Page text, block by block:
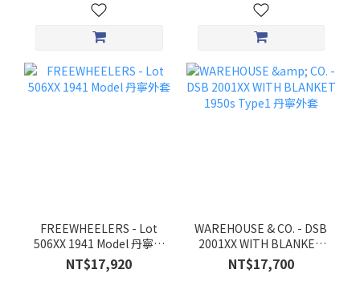
FREEWHEELERS - Lot
506XX 1941 Model 丹寧外
套
NT$17,920
WAREHOUSE & CO. - DSB
2001XX WITH BLANKET
1950s Type1 丹寧外套
NT$17,700